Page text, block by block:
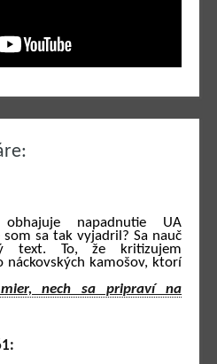
napadnutie UA
sa tak vyjadril? Sa nauč
text. To, že kritizujem
náckovských kamošov, ktorí
nech sa pripraví na